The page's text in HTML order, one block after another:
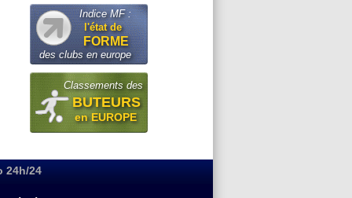
Indice MF :
l'état de
FORME
des clubs en europe
Classements des
BUTEURS
en EUROPE
24h/24